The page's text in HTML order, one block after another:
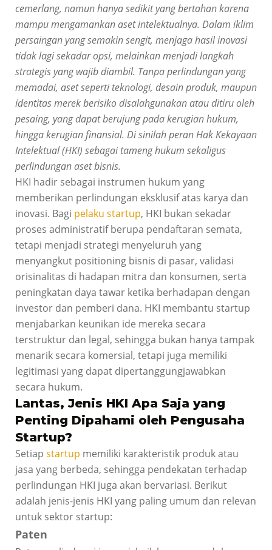
cemerlang, namun hanya sedikit yang bertahan karena
mampu mengamankan aset intelektualnya. Dalam iklim
persaingan yang semakin sengit, menjaga hasil inovasi
tidak lagi sekadar opsi, melainkan menjadi langkah
strategis yang wajib diambil. Tanpa perlindungan yang
memadai, aset seperti teknologi, desain produk, maupun
identitas merek berisiko disalahgunakan atau ditiru oleh
pesaing, yang dapat berujung pada kerugian hukum,
hingga kerugian finansial. Di sinilah peran Hak Kekayaan
Intelektual (HKI) sebagai tameng hukum sekaligus
perlindungan aset bisnis.
HKI hadir sebagai instrumen hukum yang
memberikan perlindungan eksklusif atas karya dan
inovasi. Bagi pelaku startup, HKI bukan sekadar
proses administratif berupa pendaftaran semata,
tetapi menjadi strategi menyeluruh yang
menyangkut positioning bisnis di pasar, validasi
orisinalitas di hadapan mitra dan konsumen, serta
peningkatan daya tawar ketika berhadapan dengan
investor dan pemberi dana. HKI membantu startup
menjabarkan keunikan ide mereka secara
terstruktur dan legal, sehingga bukan hanya tampak
menarik secara komersial, tetapi juga memiliki
legitimasi yang dapat dipertanggungjawabkan
secara hukum.
Lantas, Jenis HKI Apa Saja yang
Penting Dipahami oleh Pengusaha
Startup?
Setiap startup memiliki karakteristik produk atau
jasa yang berbeda, sehingga pendekatan terhadap
perlindungan HKI juga akan bervariasi. Berikut
adalah jenis-jenis HKI yang paling umum dan relevan
untuk sektor startup:
Paten